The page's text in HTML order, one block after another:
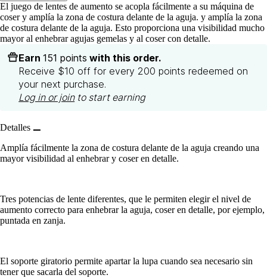
El juego de lentes de aumento se acopla fácilmente a su máquina de
coser y amplía la zona de costura delante de la aguja. y amplía la zona
de costura delante de la aguja. Esto proporciona una visibilidad mucho
mayor al enhebrar agujas gemelas y al coser con detalle.
Earn151 points with this order.
Receive $10 off for every 200 points redeemed on
your next purchase.
Log in or jointo start earning
Detalles
Amplía fácilmente la zona de costura delante de la aguja creando una
mayor visibilidad al enhebrar y coser en detalle.
Tres potencias de lente diferentes, que le permiten elegir el nivel de
aumento correcto para enhebrar la aguja, coser en detalle, por ejemplo,
puntada en zanja.
El soporte giratorio permite apartar la lupa cuando sea necesario sin
tener que sacarla del soporte.